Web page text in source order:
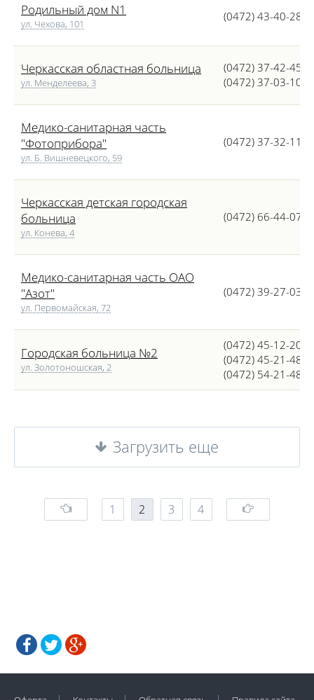
Родильный дом N1
ул. Чехова, 101
(0472) 43-40-28
Черкасская областная больница
ул. Менделеева, 3
(0472) 37-42-45
(0472) 37-03-10
Медико-санитарная часть
"Фотоприбора"
ул. Б. Вишневецкого, 59
(0472) 37-32-11
Черкасская детская городская
больница
ул. Конева, 4
(0472) 66-44-07
Медико-санитарная часть ОАО
"Азот"
ул. Первомайская, 72
(0472) 39-27-03
Городская больница №2
ул. Золотоношская, 2
(0472) 45-12-20
(0472) 45-21-48
(0472) 54-21-48
Загрузить еще
1 2 3 4